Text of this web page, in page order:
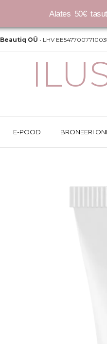
Beautiq OÜ • LHV
E-POOD BRONEERI
Alates 50€